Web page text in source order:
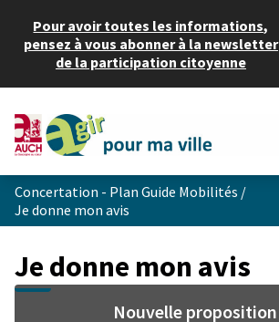
Pour avoir toutes les informations,
pensez à vous abonner à la newsletter
de la participation citoyenne
Concertation - Plan Guide Mobilités /
Je donne mon avis
Je donne mon avis
Nouvelle proposition